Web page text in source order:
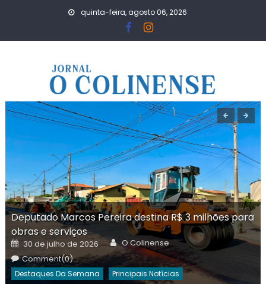
quinta-feira, agosto 06, 2026
Deputado Marcos Pereira destina R$ 3 milhões para
obras e serviços
Posted
on
30 de julho de 2026 Author
O Colinense
Comment(0)
Destaques Da Semana Principais Notícias